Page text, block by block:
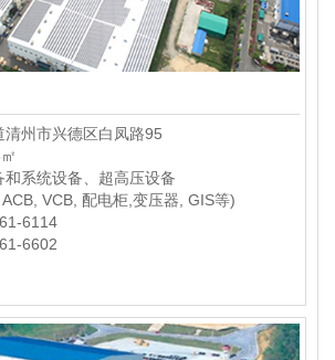
清州市兴德区白凤路95
和系统设备、超高压设备
VCB, 配电柜,变压器, GIS等)
6114
6602